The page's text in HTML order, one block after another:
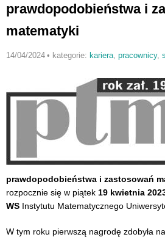
prawdopodobieństwa i
matematyki
14/04/2024 • kategorie: kariera, pracownicy,
prawdopodobieństwa i zastosowań
rozpocznie się w piątek 19 kwietnia
WS Instytutu Matematycznego
W tym roku pierwszą nagrodę zdobyła